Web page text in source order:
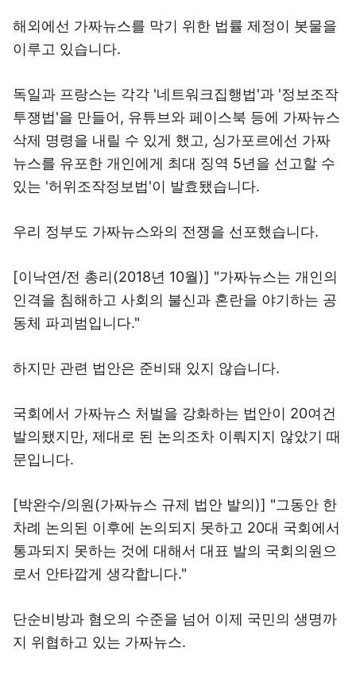
해외에선 가짜뉴스를 막기 위한 법률 제정이 봇물을
이루고 있습니다.
독일과 프랑스는 각각 '네트워크집행법'과 '정보조작
투쟁법'을 만들어, 유튜브와 페이스북 등에 가짜뉴스
삭제 명령을 내릴 수 있게 했고, 싱가포르에선 가짜
뉴스를 유포한 개인에게 최대 징역 5년을 선고할 수
있는 '허위조작정보법'이 발효됐습니다.
우리 정부도 가짜뉴스와의 전쟁을 선포했습니다.
[이낙연/전 총리(2018년 10월)] "가짜뉴스는 개인의
인격을 침해하고 사회의 불신과 혼란을 야기하는 공
동체 파괴범입니다."
하지만 관련 법안은 준비돼 있지 않습니다.
국회에서 가짜뉴스 처벌을 강화하는 법안이 20여건
발의됐지만, 제대로 된 논의조차 이뤄지지 않았기 때
문입니다.
[박완수/의원(가짜뉴스 규제 법안 발의)] "그동안 한
차례 논의된 이후에 논의되지 못하고 20대 국회에서
통과되지 못하는 것에 대해서 대표 발의 국회의원으
로서 안타깝게 생각합니다."
단순비방과 혐오의 수준을 넘어 이제 국민의 생명까
지 위협하고 있는 가짜뉴스.